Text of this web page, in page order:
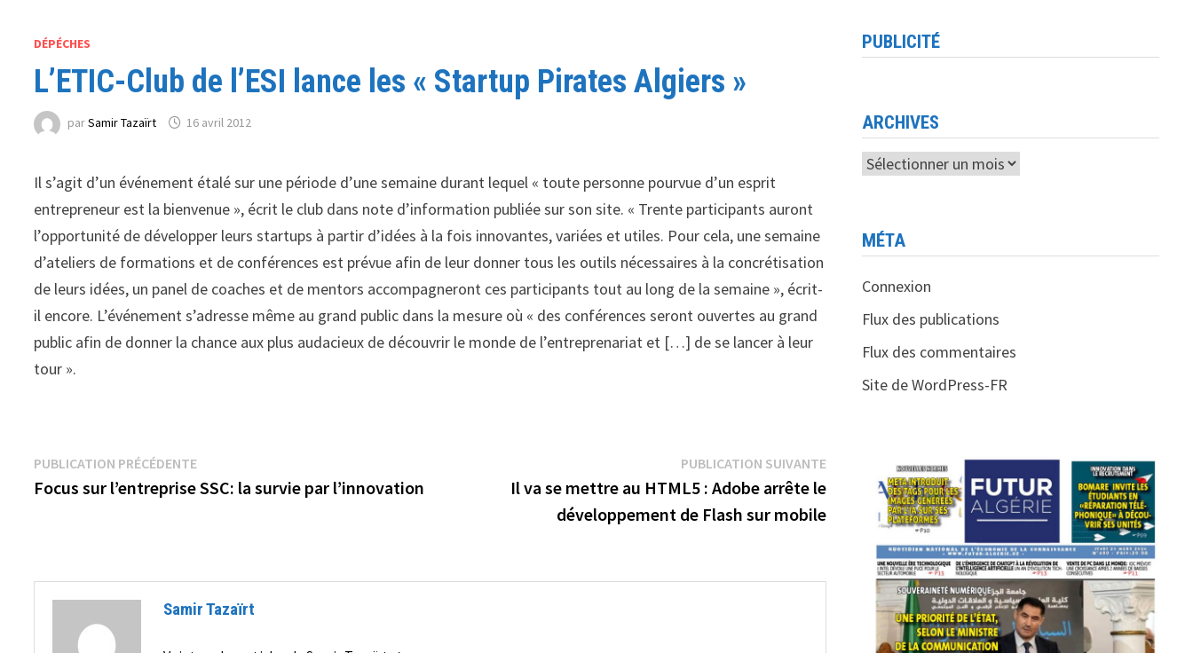
DÉPÉCHES
L’ETIC-Club de l’ESI lance les « Startup Pirates Algiers »
parSamir Tazaïrt 16 avril 2012
Il s’agit d’un événement étalé sur une période d’une semaine durant lequel « toute personne pourvue d’un esprit
entrepreneur est la bienvenue », écrit le club dans note d’information publiée sur son site. « Trente participants auront
l’opportunité de développer leurs startups à partir d’idées à la fois innovantes, variées et utiles. Pour cela, une semaine
d’ateliers de formations et de conférences est prévue afin de leur donner tous les outils nécessaires à la concrétisation
de leurs idées, un panel de coaches et de mentors accompagneront ces participants tout au long de la semaine », écrit-
il encore. L’événement s’adresse même au grand public dans la mesure où « des conférences seront ouvertes au grand
public afin de donner la chance aux plus audacieux de découvrir le monde de l’entreprenariat et […] de se lancer à leur
tour ».
Navigation
de
PUBLICATION PRÉCÉDENTEPublication
précédente :
Focus sur l’entreprise SSC: la survie par l’innovation
PUBLICATION SUIVANTEPublication
suivante :
Il va se mettre au HTML5 : Adobe arrête le
développement de Flash sur mobile
Samir Tazaïrt
PUBLICITÉ
ARCHIVES
Archives
MÉTA
Connexion
Flux des publications
Flux des commentaires
Site de WordPress-FR